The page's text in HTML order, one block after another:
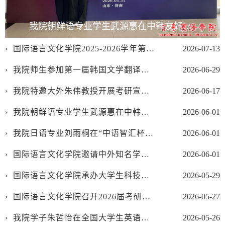
我院朝鲜语专业学生武源惠在中韩友好全国大学生韩语演讲比赛中荣获三等奖
国际语言文化学院2025-2026学年第二学期科研诚信建设工作报告 2026-07-13
我院师生参加第一届韩国文学翻译研修班 2026-06-29
我院特邀大外朱伟教授开展考研宣讲会 2026-06-17
我院朝鲜语专业学生武源惠在中韩友好全国大学生韩语演讲比赛中荣获三等奖 2026-06-01
我院日语专业刘雨桐在“中语智汇杯”大学生科技外语演讲大赛中获得三等奖 2026-06-01
国际语言文化学院邀请中外知名学者来访交流 2026-06-01
国际语言文化学院承办大学生科技文化艺术节“声韵中华，传承经典”语言类节目大赛 2026-05-29
国际语言文化学院召开2026届考研总结表彰暨动员大会 2026-05-27
我院学子朱哲怡在全国大学生英语竞赛省级决赛中荣获一等奖 2026-05-26